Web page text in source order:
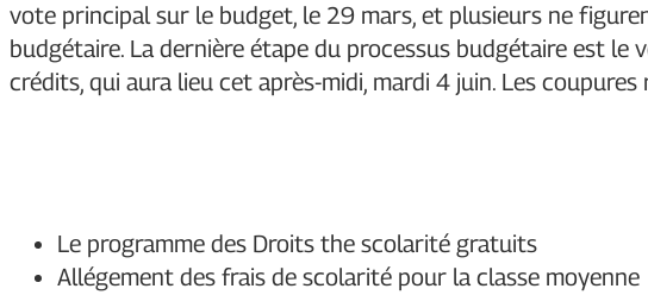
vote principal sur le budget, le 29 mars, et plusieurs ne
budgétaire. La dernière étape du processus budgétaire est le
crédits, qui aura lieu cet après-midi, mardi 4 juin. Les
Le programme des Droits the scolarité gratuits
Allégement des frais de scolarité pour la classe moyenne